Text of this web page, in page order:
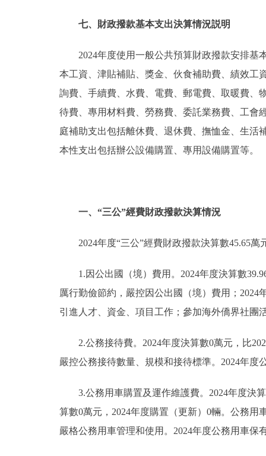
七、財政撥款基本支出決算情況説明
2024年度使用一般公共預算財政撥款安排基
本工資、津貼補貼、獎金、伙食補助費、績效工
詢費、手續費、水費、電費、郵電費、取暖費、
待費、專用材料費、勞務費、委託業務費、工會
庭補助支出包括離休費、退休費、撫恤金、生活
本性支出包括辦公設備購置、專用設備購置等。
一、“三公”經費財政撥款決算情況
2024年度“三公”經費財政撥款決算數45.65
1.因公出國（境）費用。2024年度決算數
厲行勤儉節約，嚴控因公出國（境）費用；
引進人才、資金、項目工作；參加海外僑界社團
2.公務接待費。2024年度決算數0萬元，比
嚴控公務接待數量、規模和接待標準。2024年度
3.公務用車購置及運作維護費。2024年度決
算數0萬元，2024年度購置（更新）0輛。公務
嚴格公務用車管理和使用。2024年度公務用車保